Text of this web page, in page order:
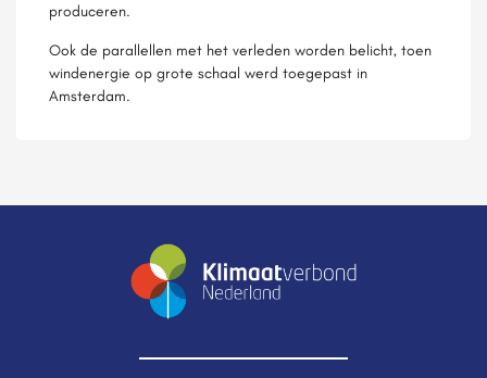
produceren.
Ook de parallellen met het verleden worden belicht, toen
windenergie op grote schaal werd toegepast in
Amsterdam.